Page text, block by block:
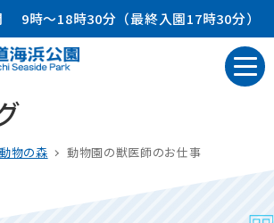
9時～18時30分（最終入園17時30分）
動物の森 動物園の獣医師のお仕事